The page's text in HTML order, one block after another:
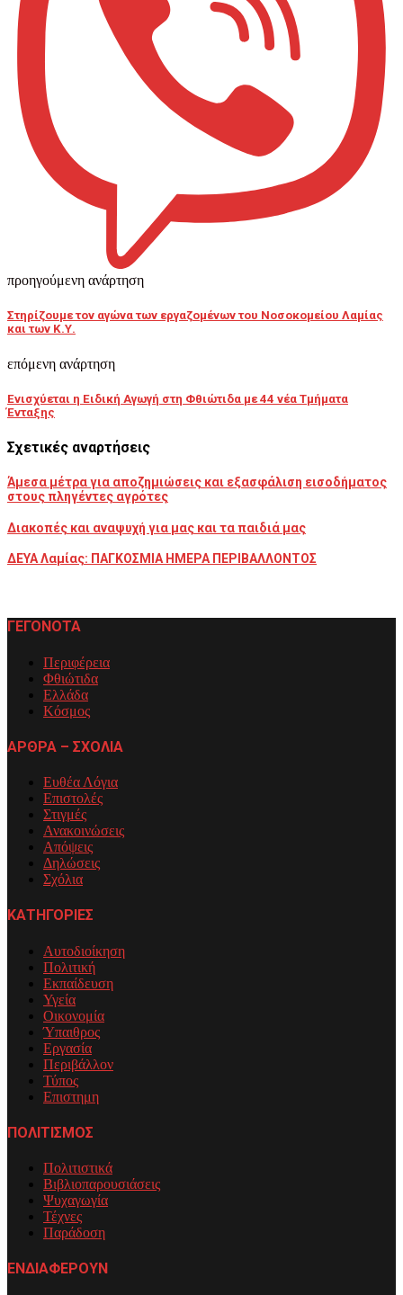
προηγούμενη ανάρτηση
Στηρίζουμε τον αγώνα των εργαζομένων του Νοσοκομείου Λαμίας
και των Κ.Υ.
επόμενη ανάρτηση
Ενισχύεται η Ειδική Αγωγή στη Φθιώτιδα με 44 νέα Τμήματα
Ένταξης
Σχετικές αναρτήσεις
Άμεσα μέτρα για αποζημιώσεις και εξασφάλιση εισοδήματος
στους πληγέντες αγρότες
Διακοπές και αναψυχή για μας και τα παιδιά μας
ΔΕΥΑ Λαμίας: ΠΑΓΚΟΣΜΙΑ ΗΜΕΡΑ ΠΕΡΙΒΑΛΛΟΝΤΟΣ
ΓΕΓΟΝΟΤΑ
Περιφέρεια
Φθιώτιδα
Ελλάδα
Κόσμος
ΑΡΘΡΑ – ΣΧΟΛΙΑ
Ευθέα Λόγια
Επιστολές
Στιγμές
Ανακοινώσεις
Απόψεις
Δηλώσεις
Σχόλια
ΚΑΤΗΓΟΡΙΕΣ
Αυτοδιοίκηση
Πολιτική
Εκπαίδευση
Υγεία
Οικονομία
Ύπαιθρος
Εργασία
Περιβάλλον
Τύπος
Επιστημη
ΠΟΛΙΤΙΣΜΟΣ
Πολιτιστικά
Βιβλιοπαρουσιάσεις
Ψυχαγωγία
Τέχνες
Παράδοση
ΕΝΔΙΑΦΕΡΟΥΝ